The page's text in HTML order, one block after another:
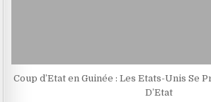
Coup d’Etat en Guinée : Les Etats-Unis Se
D’Etat